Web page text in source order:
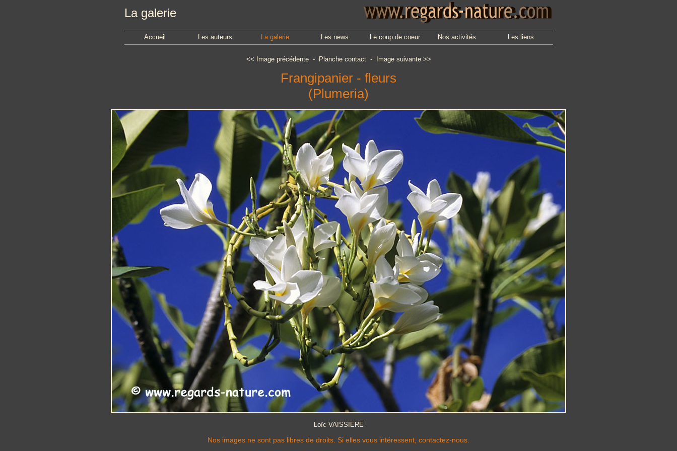
La galerie
Accueil Les auteurs La galerie Les news Le coup de coeur Nos activités Les liens
<< Image précédente- Planche contact- Image suivante>>
Frangipanier - fleurs
(Plumeria)
Loïc VAISSIERE
Nos images ne sont pas libres de droits. Si elles vous intéressent, contactez-nous.